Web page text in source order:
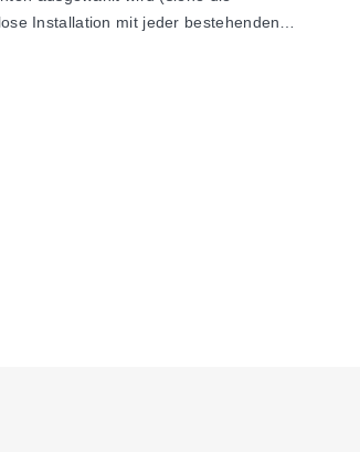
Installation mit jeder bestehenden